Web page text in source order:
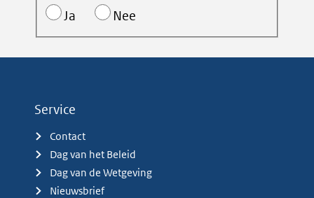
Ja
Nee
Service
Contact
Dag van het Beleid
Dag van de Wetgeving
Nieuwsbrief